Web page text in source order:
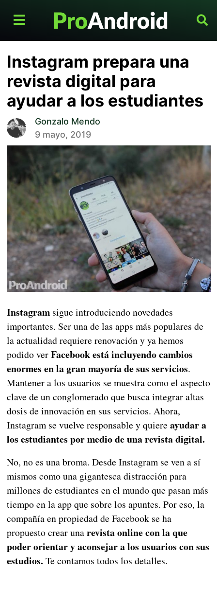
Instagram prepara una
revista digital para
ayudar a los estudiantes
Gonzalo Mendo
9 mayo, 2019
Instagramsigue introduciendo novedades
importantes. Ser una de las apps más populares de
la actualidad requiere renovación y ya hemos
podido verFacebook está incluyendo cambios
enormes en la gran mayoría de sus servicios.
Mantener a los usuarios se muestra como el aspecto
clave de un conglomerado que busca integrar altas
dosis de innovación en sus servicios. Ahora,
Instagram se vuelve responsable y quiere ayudar a
los estudiantes por medio de una revista digital.
No, no es una broma. Desde Instagram se ven a sí
mismos como una gigantesca distracción para
millones de estudiantes en el mundo que pasan más
tiempo en la app que sobre los apuntes. Por eso, la
compañía en propiedad de Facebook se ha
propuesto crear unarevista online con la que
poder orientar y aconsejar a los usuarios con sus
estudios. Te contamos todos los detalles.